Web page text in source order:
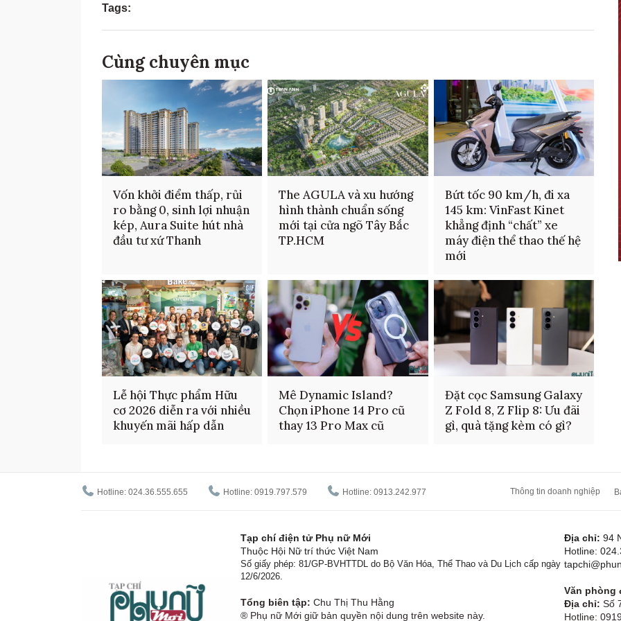
Tags:
Cùng chuyên mục
Vốn khởi điểm thấp, rủi
ro bằng 0, sinh lợi nhuận
kép, Aura Suite hút nhà
đầu tư xứ Thanh
The AGULA và xu hướng
hình thành chuẩn sống
mới tại cửa ngõ Tây Bắc
TP.HCM
Bứt tốc 90 km/h, đi xa
145 km: VinFast Kinet
khẳng định “chất” xe
máy điện thể thao thế hệ
mới
Lễ hội Thực phẩm Hữu
cơ 2026 diễn ra với nhiều
khuyến mãi hấp dẫn
Mê Dynamic Island?
Chọn iPhone 14 Pro cũ
thay 13 Pro Max cũ
Đặt cọc Samsung Galaxy
Z Fold 8, Z Flip 8: Ưu đãi
gì, quà tặng kèm có gì?
Hotline: 024.36.555.655 Hotline: 0919.797.579 Hotline: 0913.242.977 Thông tin doanh nghiệp
Tạp chí điện tử Phụ nữ Mới
Thuộc Hội Nữ trí thức Việt Nam
Số giấy phép: 81/GP-BVHTTDL do Bộ Văn Hóa, Thể Thao và Du Lịch cấp ngày
12/6/2026.
Tổng biên tập: Chu Thị Thu Hằng
® Phụ nữ Mới giữ bản quyền nội dung trên website này.
Địa chỉ: 94
Hotline:
Văn phòng
Địa chỉ: Số
Hotline: